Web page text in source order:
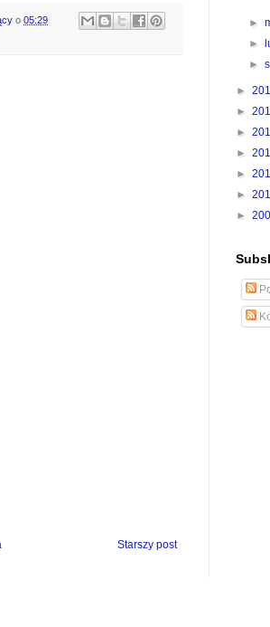
o 05:29
Starszy post
►
►
►
►
►
►
►
►
►
►